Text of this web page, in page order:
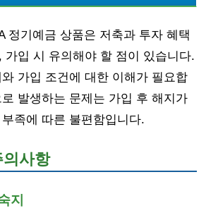
정기예금 상품은 저축과 투자 혜택
가입 시 유의해야 할 점이 있습니다.
가입 조건에 대한 이해가 필요합
발생하는 문제는 가입 후 해지가
족에 따른 불편함입니다.
사항
지